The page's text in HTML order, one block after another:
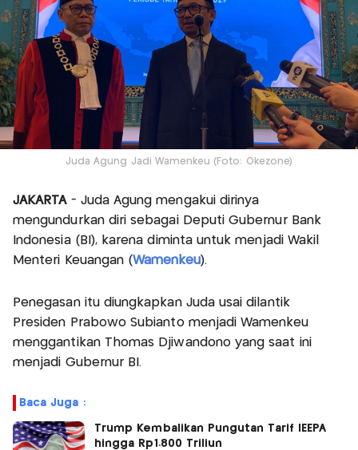
Juda Agung Jadi Wamenkeu (Foto: Okezone)
JAKARTA- Juda Agung mengakui dirinya
mengundurkan diri sebagai Deputi Gubernur Bank
Indonesia (BI), karena diminta untuk menjadi Wakil
Menteri Keuangan (Wamenkeu).
Penegasan itu diungkapkan Juda usai dilantik
Presiden Prabowo Subianto menjadi Wamenkeu
menggantikan Thomas Djiwandono yang saat ini
menjadi Gubernur BI.
Baca Juga :
Trump Kembalikan Pungutan Tarif IEEPA
hingga Rp1.800 Triliun